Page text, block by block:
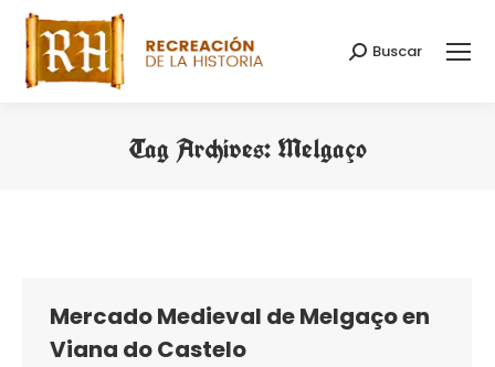
Search:
Buscar
Tag Archives: Melgaço
Mercado Medieval de Melgaço en
Viana do Castelo